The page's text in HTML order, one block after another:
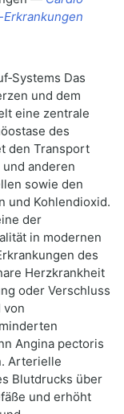
Das
und dem
eine zentrale
des
den Transport
anderen
sowie den
und Kohlendioxid.
der
in modernen
des
Herzkrankheit
oder Verschluss
von
Angina pectoris
Arterielle
Blutdrucks über
und erhöht